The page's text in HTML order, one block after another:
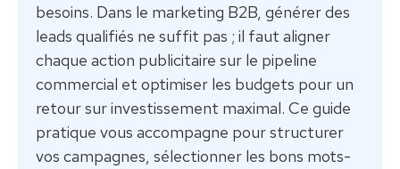
besoins. Dans le marketing B2B, générer des
leads qualifiés ne suffit pas ; il faut aligner
chaque action publicitaire sur le pipeline
commercial et optimiser les budgets pour un
retour sur investissement maximal. Ce guide
pratique vous accompagne pour structurer
vos campagnes, sélectionner les bons mots-